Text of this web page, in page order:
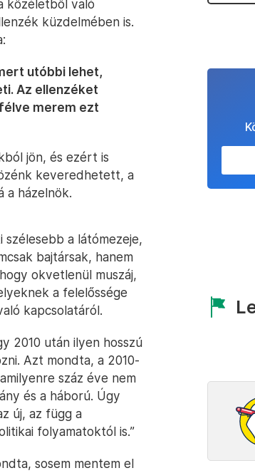
közéletből való
küzdelmében is.
utóbbi lehet,
Az ellenzéket
merem ezt
jön, és ezért is
keveredhetett, a
a házelnök.
a látómezeje,
bajtársak, hanem
okvetlenül muszáj,
a felelőssége
kapcsolatáról.
2010 után ilyen hosszú
Azt mondta, a 2010-
száz éve nem
és a háború. Úgy
új, az függ a
folyamatoktól is.”
sosem mentem el